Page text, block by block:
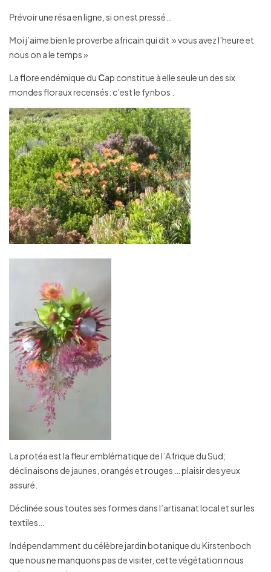
Prévoir une résa en ligne, si on est pressé…
Moi j’aime bien le proverbe africain qui dit » vous avez l’heure et
nous on a le temps »
La flore endémique du Cap constitue à elle seule un des six
mondes floraux recensés: c’est le fynbos .
La protéa est la fleur emblématique de l’Afrique du Sud;
déclinaisons de jaunes, orangés et rouges … plaisir des yeux
assuré.
Déclinée sous toutes ses formes dans l’artisanat local et sur les
textiles…
Indépendamment du célèbre jardin botanique du Kirstenboch
que nous ne manquons pas de visiter, cette végétation nous